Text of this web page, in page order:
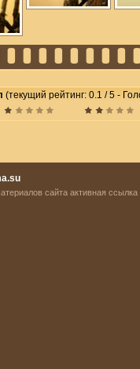
(текущий рейтинг: 0.1 / 5 -
сайта активная ссылка